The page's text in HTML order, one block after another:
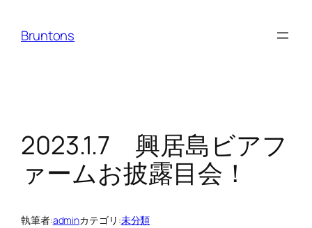
Bruntons
2023.1.7 興居島ビアフ
ァームお披露目会！
執筆者:adminカテゴリ:未分類